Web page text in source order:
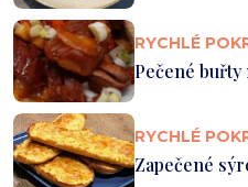
RYCHLÉ
Pečené buřty
RYCHLÉ
Zapečené